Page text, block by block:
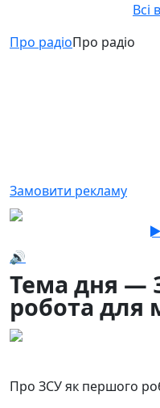
Всі
Про радіоПро радіо
Замовити рекламу
🔊
Тема дня —
робота для
Про ЗСУ як першого